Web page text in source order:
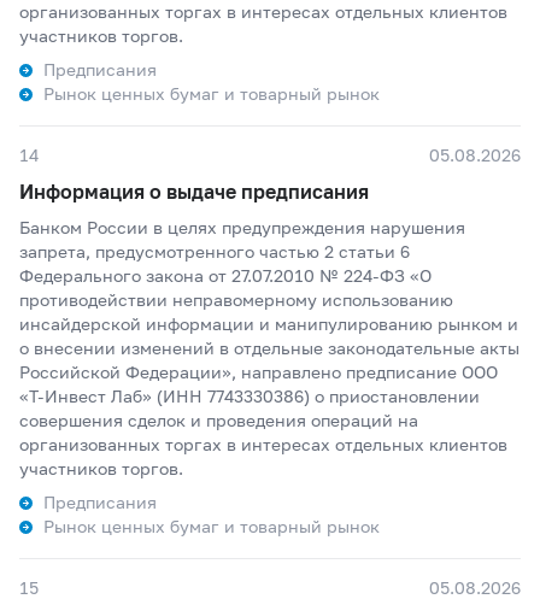
организованных торгах в интересах отдельных клиентов
участников торгов.
Предписания
Рынок ценных бумаг и товарный рынок
14 05.08.2026
Информация о выдаче предписания
Банком России в целях предупреждения нарушения
запрета, предусмотренного частью 2 статьи 6
Федерального закона от 27.07.2010 № 224-ФЗ «О
противодействии неправомерному использованию
инсайдерской информации и манипулированию рынком и
о внесении изменений в отдельные законодательные акты
Российской Федерации», направлено предписание ООО
«Т-Инвест Лаб» (ИНН 7743330386) о приостановлении
совершения сделок и проведения операций на
организованных торгах в интересах отдельных клиентов
участников торгов.
Предписания
Рынок ценных бумаг и товарный рынок
15 05.08.2026